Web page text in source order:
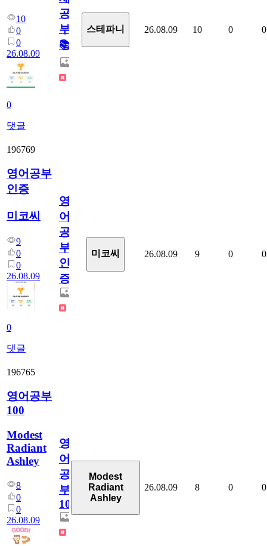
10
0
0
26.08.09
0
댓글
공
부!
📚
스테파니 26.08.09 10 0 0
196769
영어공부
인증
미코씨
9
0
0
26.08.09
0
댓글
영
어
공
부
인
증
미코씨 26.08.09 9 0 0
196765
영어공부
100
Modest
Radiant
Ashley
8
0
0
26.08.09
영
어
공
부
100
Modest
Radiant
Ashley
26.08.09 8 0 0